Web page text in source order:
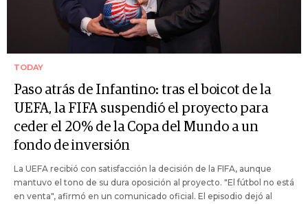
TODAY
Paso atrás de Infantino: tras el boicot de la
UEFA, la FIFA suspendió el proyecto para
ceder el 20% de la Copa del Mundo a un
fondo de inversión
La UEFA recibió con satisfacción la decisión de la FIFA, aunque
mantuvo el tono de su dura oposición al proyecto. "El fútbol no está
en venta", afirmó en un comunicado oficial. El episodio dejó al